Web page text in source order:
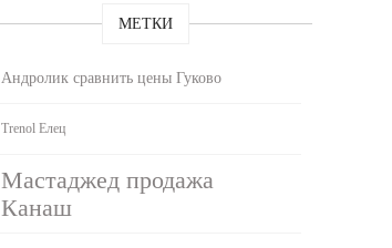
МЕТКИ
Андролик сравнить цены Гуково
Trenol Елец
Мастаджед продажа
Канаш